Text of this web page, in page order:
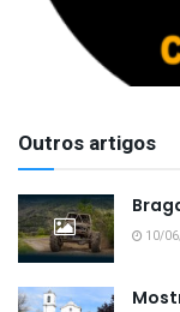
Outros artigos
10/